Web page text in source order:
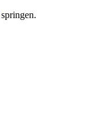
springen.